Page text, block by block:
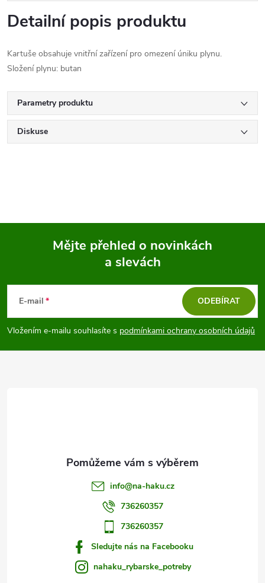
Detailní popis produktu
Kartuše obsahuje vnitřní zařízení pro omezení úniku plynu.
Složení plynu: butan
Parametry produktu
Diskuse
p
a
Mějte přehled o novinkách
a slevách
E-mail
Vložením e-mailu souhlasíte s podmínkami ochrany osobních údajů
ODEBÍRAT
info@na-haku.cz
736260357
736260357
Sledujte nás na Facebooku
nahaku_rybarske_potreby